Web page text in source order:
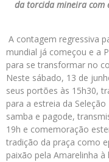
da torcida mineira com
A contagem regressiva
mundial já começou e a
para se transformar no
Neste sábado, 13 de
seus portões às 15h30,
para a estreia da
samba e pagode,
19h e comemoração
tradição da praça como
paixão pela Amarelinha